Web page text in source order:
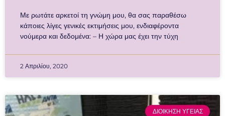
Με ρωτάτε αρκετοί τη γνώμη μου, θα σας παραθέσω
κάποιες λίγες γενικές εκτιμήσεις μου, ενδιαφέροντα
νούμερα και δεδομένα: – Η χώρα μας έχει την τύχη
2 Απριλίου, 2020
ΔΙΟΙΚΗΣΗ ΥΓΕΙΑΣ